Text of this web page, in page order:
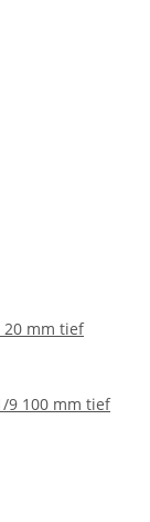
20 mm tief